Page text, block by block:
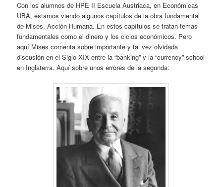
Con los alumnos de HPE II Escuela Austriaca, en Económicas
UBA, estamos viendo algunos capítulos de la obra fundamental
de Mises, Acción Humana. En estos capítulos se tratan temas
fundamentales como el dinero y los ciclos económicos. Pero
aquí Mises comenta sobre importante y tal vez olvidada
discusión en el Siglo XIX entre la “banking” y la “currency” school
en Inglaterra. Aquí sobre unos errores de la segunda: